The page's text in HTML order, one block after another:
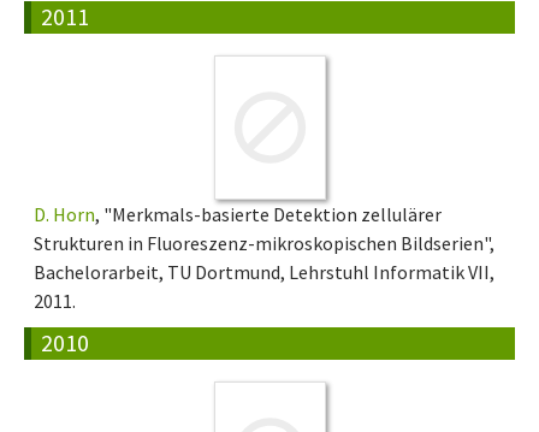
2011
D. Horn, "Merkmals-basierte Detektion zellulärer
Strukturen in Fluoreszenz-mikroskopischen Bildserien",
Bachelorarbeit, TU Dortmund, Lehrstuhl Informatik VII,
2011.
2010